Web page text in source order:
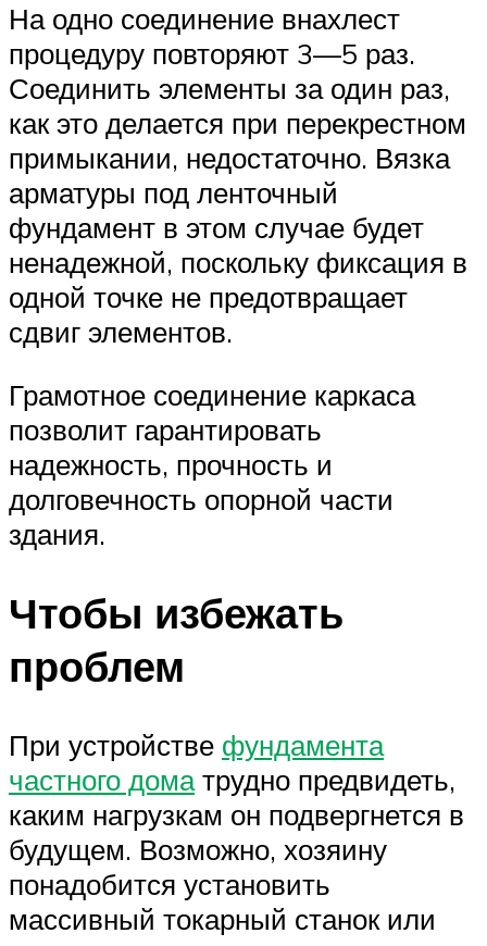
На одно соединение внахлест
процедуру повторяют 3—5 раз.
Соединить элементы за один раз,
как это делается при перекрестном
примыкании, недостаточно. Вязка
арматуры под ленточный
фундамент в этом случае будет
ненадежной, поскольку фиксация в
одной точке не предотвращает
сдвиг элементов.
Грамотное соединение каркаса
позволит гарантировать
надежность, прочность и
долговечность опорной части
здания.
Чтобы избежать
проблем
При устройстве фундамента
частного доматрудно предвидеть,
каким нагрузкам он подвергнется в
будущем. Возможно, хозяину
понадобится установить
массивный токарный станок или